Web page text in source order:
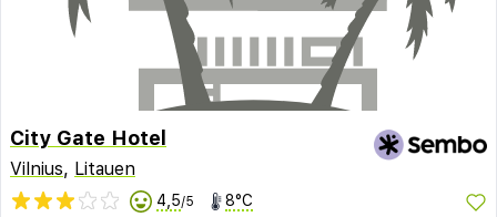
City Gate Hotel
Vilnius, Litauen
4,5/5 8°C